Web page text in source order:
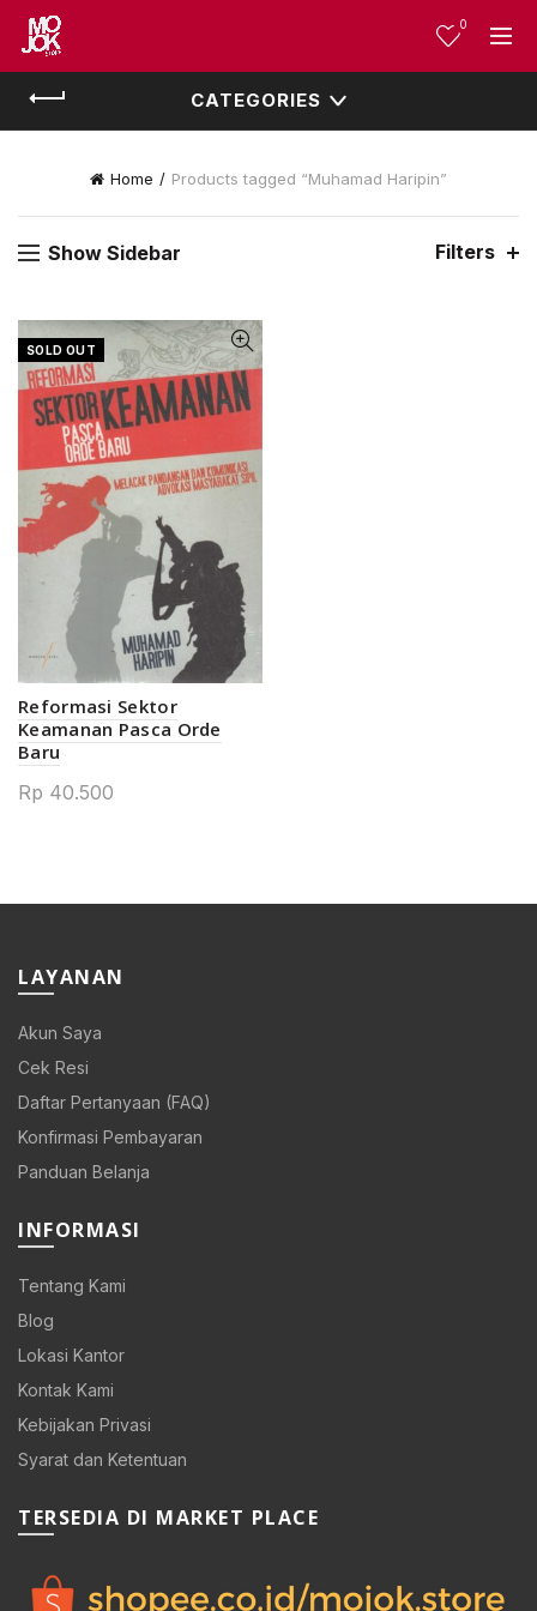
0
CATEGORIES
Home Products tagged “Muhamad Haripin”
Show Sidebar Filters
SOLD OUT
Reformasi Sektor
Keamanan Pasca Orde
Baru
Rp 40.500
LAYANAN
Akun Saya
Cek Resi
Daftar Pertanyaan (FAQ)
Konfirmasi Pembayaran
Panduan Belanja
INFORMASI
Tentang Kami
Blog
Lokasi Kantor
Kontak Kami
Kebijakan Privasi
Syarat dan Ketentuan
TERSEDIA DI MARKET PLACE